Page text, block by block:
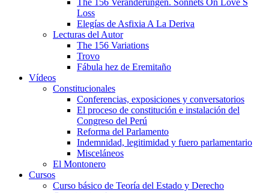
Loss
Elegías de Asfixia A La Deriva
Lecturas del Autor
The 156 Variations
Trovo
Fábula hez de Eremitaño
Vídeos
Constitucionales
Conferencias, exposiciones y conversatorios
El proceso de constitución e instalación del
Congreso del Perú
Reforma del Parlamento
Indemnidad, legitimidad y fuero parlamentario
Misceláneos
El Montonero
Cursos
Curso básico de Teoría del Estado y Derecho